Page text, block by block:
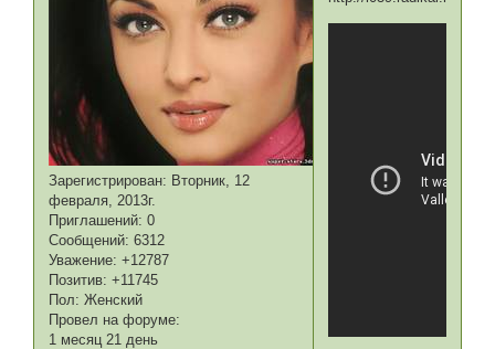
Зарегистрирован: Вторник, 12
февраля, 2013г.
Приглашений: 0
Сообщений: 6312
Уважение: +12787
Позитив: +11745
Пол: Женский
Провел на форуме:
1 месяц 21 день